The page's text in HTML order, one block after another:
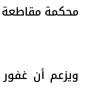
محكمة مقاطعة
ويزعم أن